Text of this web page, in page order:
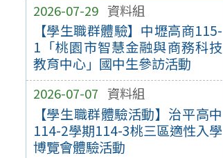
2026-07-29 資料組
【學生職群體驗】中壢高商115-
1「桃園市智慧金融與商務科技
教育中心」國中生參訪活動
2026-07-07 資料組
【學生職群體驗活動】治平高中
114-2學期114-3桃三區適性入學
博覽會體驗活動